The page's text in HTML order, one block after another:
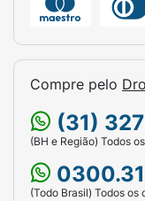
digestiva.
Promoção da
vitamina A,
podem ajudar
protegendo
degeneração
Snacks
com
também pode
Compre pelo
(31)
(BH e Região) Todos
(Todo Brasil) Todos os